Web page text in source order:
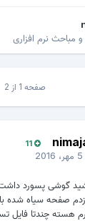
نرم افزاری
صفحه 1 از 2
11
گوشی پسورد داشت
صفحه سیاه شده
هسته چندتا فایل